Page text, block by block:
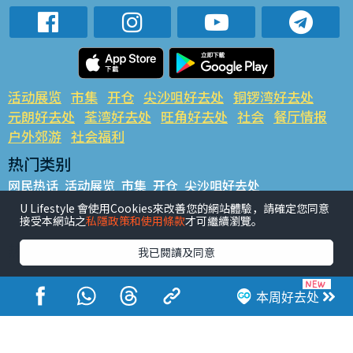
本周好去处
活动展览 市集 开仓 尖沙咀好去处 铜锣湾好去处
元朗好去处 荃湾好去处 旺角好去处 社会 餐厅情报
户外郊游 社会福利
热门类别
网民热话 活动展览 市集 开仓 尖沙咀好去处
铜锣湾好去处 元朗好去处 荃湾好去处 旺角好去处 社会
餐厅情报 户外郊游
热门标签
#UGO揾好去处 #人气活动推介 #美食社群热话
#亲子玩乐好去处
#ULifestyle应用程式
#限时抢
#UJetso礼物放送
#ULifestyle商户中心 #著数 #网络热话
U Lifestyle 會使用Cookies來改善您的網站體驗，請確定您同意
接受本網站之私隱政策和使用條款才可繼續瀏覽。
我已閱讀及同意